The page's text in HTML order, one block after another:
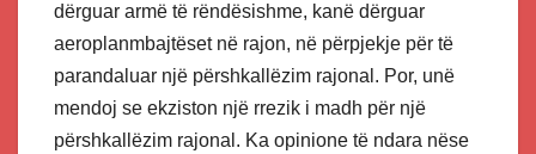
dërguar armë të rëndësishme, kanë dërguar
aeroplanmbajtëset në rajon, në përpjekje për të
parandaluar një përshkallëzim rajonal. Por, unë
mendoj se ekziston një rrezik i madh për një
përshkallëzim rajonal. Ka opinione të ndara nëse